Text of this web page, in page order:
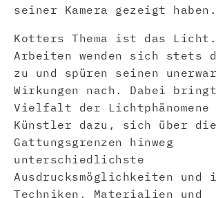
seiner Kamera gezeigt haben.
Kotters Thema ist das
Arbeiten wenden sich stets
zu und spüren seinen
Wirkungen nach. Dabei
Vielfalt der Lichtphänomene
Künstler dazu, sich über die
Gattungsgrenzen hinweg
unterschiedlichste
Ausdrucksmöglichkeiten und
Techniken, Materialien und